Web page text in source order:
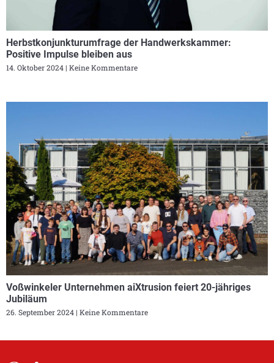
Herbstkonjunkturumfrage der Handwerkskammer:
Positive Impulse bleiben aus
14. Oktober 2024 Keine Kommentare
Voßwinkeler Unternehmen aiXtrusion feiert 20-jähriges
Jubiläum
26. September 2024 Keine Kommentare